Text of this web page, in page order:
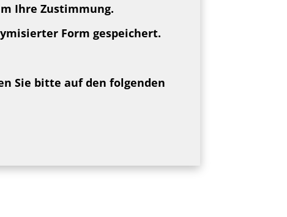
Ihre Zustimmung.
Form gespeichert.
Sie bitte auf den folgenden